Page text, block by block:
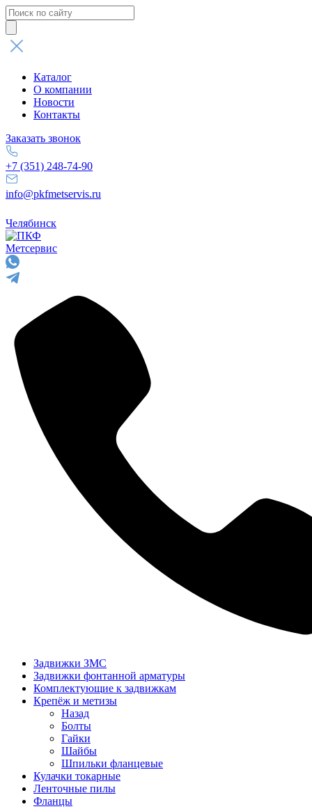
Поиск
товаров
Каталог
О компании
Новости
Контакты
Заказать звонок
+7 (351) 248-74-90
info@pkfmetservis.ru
Челябинск
Задвижки ЗМС
Задвижки фонтанной арматуры
Комплектующие к задвижкам
Крепёж и метизы
Назад
Болты
Гайки
Шайбы
Шпильки фланцевые
Кулачки токарные
Ленточные пилы
Фланцы